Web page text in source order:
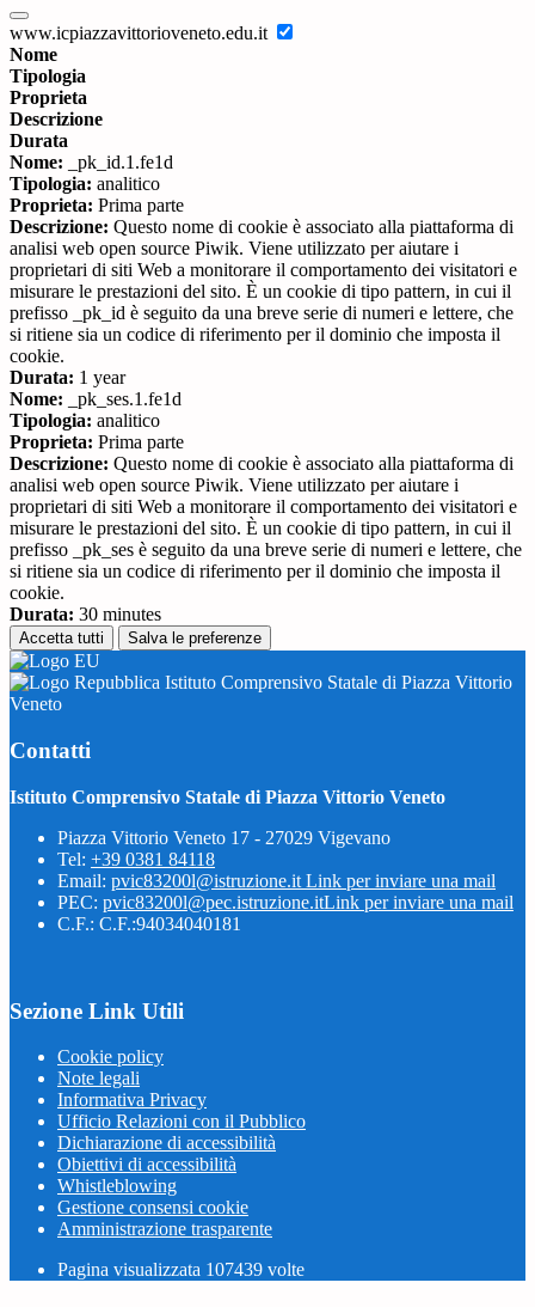
www.icpiazzavittorioveneto.edu.it
Nome
Tipologia
Proprieta
Descrizione
Durata
Nome: _pk_id.1.fe1d
Tipologia: analitico
Proprieta: Prima parte
Descrizione: Questo nome di cookie è associato alla piattaforma di
analisi web open source Piwik. Viene utilizzato per aiutare i
proprietari di siti Web a monitorare il comportamento dei visitatori e
misurare le prestazioni del sito. È un cookie di tipo pattern, in cui il
prefisso _pk_id è seguito da una breve serie di numeri e lettere, che
si ritiene sia un codice di riferimento per il dominio che imposta il
cookie.
Durata: 1 year
Nome: _pk_ses.1.fe1d
Tipologia: analitico
Proprieta: Prima parte
Descrizione: Questo nome di cookie è associato alla piattaforma di
analisi web open source Piwik. Viene utilizzato per aiutare i
proprietari di siti Web a monitorare il comportamento dei visitatori e
misurare le prestazioni del sito. È un cookie di tipo pattern, in cui il
prefisso _pk_ses è seguito da una breve serie di numeri e lettere, che
si ritiene sia un codice di riferimento per il dominio che imposta il
cookie.
Durata: 30 minutes
Accetta tutti Salva le preferenze
Istituto Comprensivo Statale di Piazza Vittorio
Veneto
Contatti
Istituto Comprensivo Statale di Piazza Vittorio Veneto
Piazza Vittorio Veneto 17 - 27029 Vigevano
Tel: +39 0381 84118
Email: pvic83200l@istruzione.it Link per inviare una mail
PEC: pvic83200l@pec.istruzione.itLink per inviare una mail
C.F.: C.F.:94034040181
Sezione Link Utili
Cookie policy
Note legali
Informativa Privacy
Ufficio Relazioni con il Pubblico
Dichiarazione di accessibilità
Obiettivi di accessibilità
Whistleblowing
Gestione consensi cookie
Amministrazione trasparente
Pagina visualizzata 107439 volte